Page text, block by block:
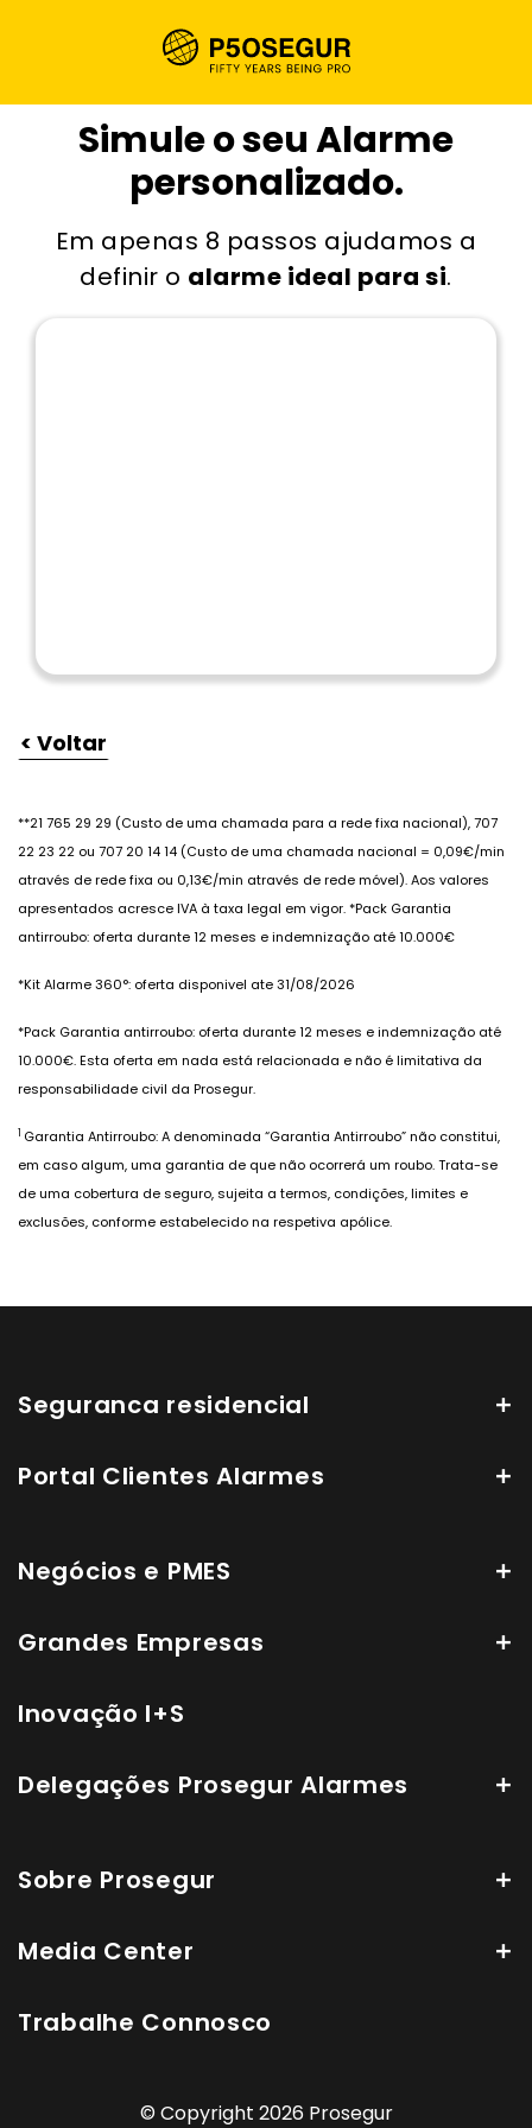
Simule o seu Alarme
personalizado.
Em apenas 8 passos ajudamos a
definir o alarme ideal para si.
< Voltar
**21 765 29 29 (Custo de uma chamada para a rede fixa nacional), 707
22 23 22 ou 707 20 14 14 (Custo de uma chamada nacional = 0,09€/min
através de rede fixa ou 0,13€/min através de rede móvel). Aos valores
apresentados acresce IVA à taxa legal em vigor. *Pack Garantia
antirroubo: oferta durante 12 meses e indemnização até 10.000€
*Kit Alarme 360°: oferta disponivel ate 31/08/2026
*Pack Garantia antirroubo: oferta durante 12 meses e indemnização até
10.000€. Esta oferta em nada está relacionada e não é limitativa da
responsabilidade civil da Prosegur.
1 Garantia Antirroubo: A denominada “Garantia Antirroubo” não constitui,
em caso algum, uma garantia de que não ocorrerá um roubo. Trata-se
de uma cobertura de seguro, sujeita a termos, condições, limites e
exclusões, conforme estabelecido na respetiva apólice.
Seguranca residencial
Portal Clientes Alarmes
Negócios e PMES
Grandes Empresas
Inovação I+S
Delegações Prosegur Alarmes
Sobre Prosegur
Media Center
Trabalhe Connosco
© Copyright 2026 Prosegur